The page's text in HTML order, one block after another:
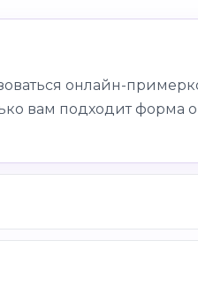
онлайн-
вам подходит форма